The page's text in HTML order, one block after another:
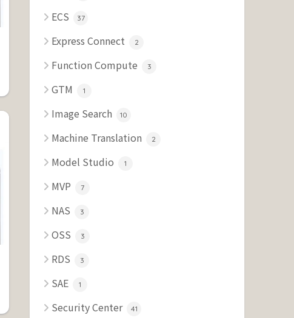
ECS 37
Express Connect 2
Function Compute 3
GTM 1
Image Search 10
Machine Translation 2
Model Studio 1
MVP 7
NAS 3
OSS 3
RDS 3
SAE 1
Security Center 41